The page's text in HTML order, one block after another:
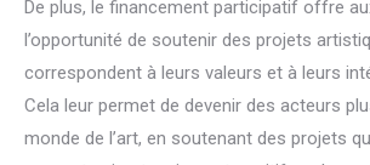
De plus, le financement participatif offre
l’opportunité de soutenir des projets
correspondent à leurs valeurs et à leurs
Cela leur permet de devenir des acteurs
monde de l’art, en soutenant des projets